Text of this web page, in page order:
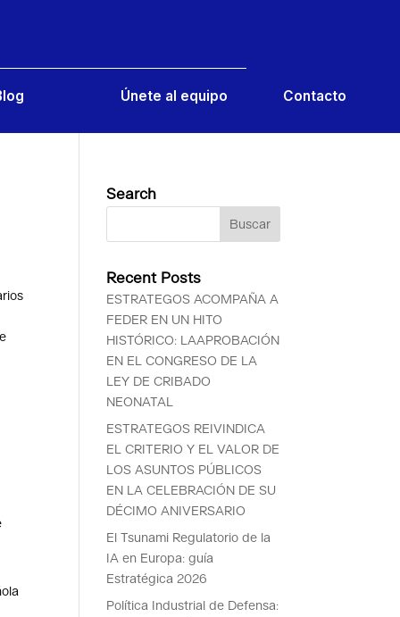
Únete al equipo Contacto
Search
Recent Posts
ESTRATEGOS ACOMPAÑA A
FEDER EN UN HITO
HISTÓRICO: LAAPROBACIÓN
EN EL CONGRESO DE LA
LEY DE CRIBADO
NEONATAL
ESTRATEGOS REIVINDICA
EL CRITERIO Y EL VALOR DE
LOS ASUNTOS PÚBLICOS
EN LA CELEBRACIÓN DE SU
DÉCIMO ANIVERSARIO
El Tsunami Regulatorio de la
IA en Europa: guía
Estratégica 2026
Política Industrial de Defensa: